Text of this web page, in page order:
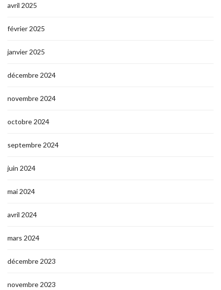
avril 2025
février 2025
janvier 2025
décembre 2024
novembre 2024
octobre 2024
septembre 2024
juin 2024
mai 2024
avril 2024
mars 2024
décembre 2023
novembre 2023